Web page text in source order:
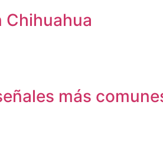
Chihuahua
más